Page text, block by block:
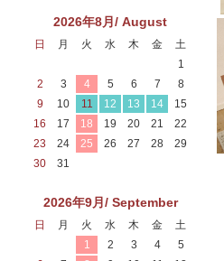
2026年8月/ August
日 月 火 水 木 金
土
1
2
3 4 5 6 7
8
9
10 11 12 13 14
15
16
17 18 19 20 21
22
23
24 25 26 27 28
29
30
31
2026年9月/ September
日 月 火 水 木 金
土
1
2 3 4
5